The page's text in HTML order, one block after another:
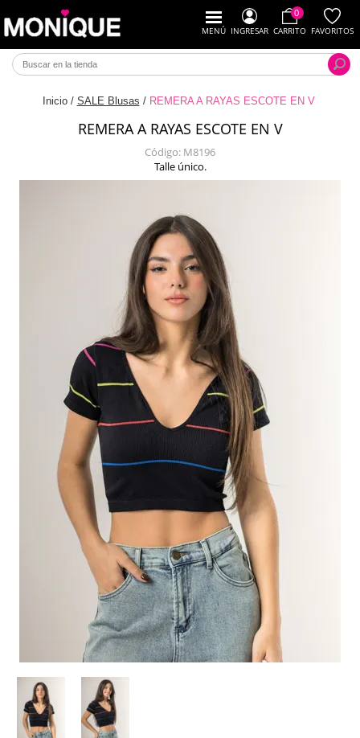
MENÚ INGRESAR
0
CARRITO FAVORITOS
Inicio / SALE Blusas / REMERA A RAYAS ESCOTE EN V
REMERA A RAYAS ESCOTE EN V
Código: M8196
Talle único.